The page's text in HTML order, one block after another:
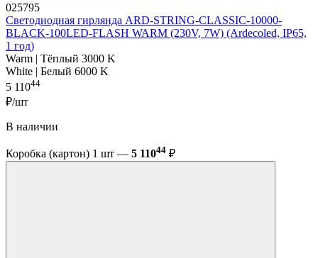
025795
Светодиодная гирлянда ARD-STRING-CLASSIC-10000-
BLACK-100LED-FLASH WARM (230V, 7W) (Ardecoled, IP65,
1 год)
Warm | Тёплый 3000 K
White | Белый 6000 K
5 11044
₽/шт
В наличии
Коробка (картон) 1 шт — 5 11044 ₽